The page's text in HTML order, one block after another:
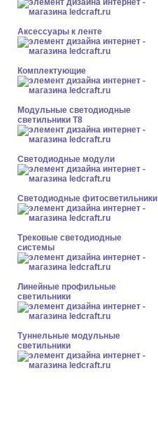
Аксессуары к ленте
Комплектующие
Модульные светодиодные
светильники Т8
Светодиодные модули
Светодиодные фитосветильники
Трековые светодиодные
системы
Линейные профильные
светильники
Туннельные модульные
светильники